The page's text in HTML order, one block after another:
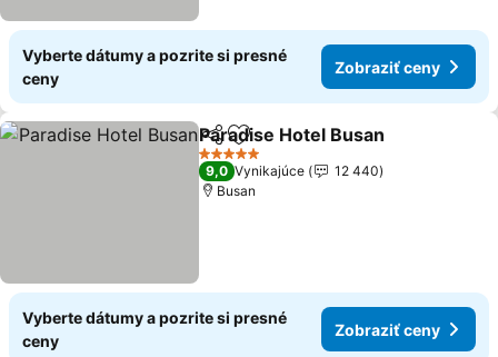
Vyberte dátumy a pozrite si presné
ceny
Zobraziť ceny
ZdieľaťPridať do obľúbených
Paradise Hotel Busan
5 Počet hviezdičiek
9,0 Vynikajúce
12 440
Busan
Vyberte dátumy a pozrite si presné
ceny
Zobraziť ceny